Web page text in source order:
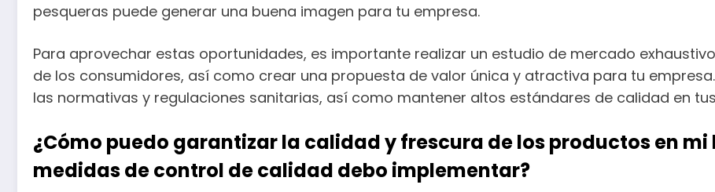
pesqueras puede generar una buena imagen para tu empresa.
Para aprovechar estas oportunidades, es importante realizar un estudio de mercado
de los consumidores, así como crear una propuesta de valor única y atractiva para tu
las normativas y regulaciones sanitarias, así como mantener altos estándares de calidad en
¿Cómo puedo garantizar la calidad y frescura de los productos en mi
medidas de control de calidad debo implementar?